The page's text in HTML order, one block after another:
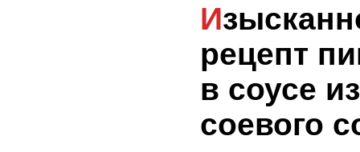
Изысканное мапо-тофу:
рецепт
в соусе
соевого